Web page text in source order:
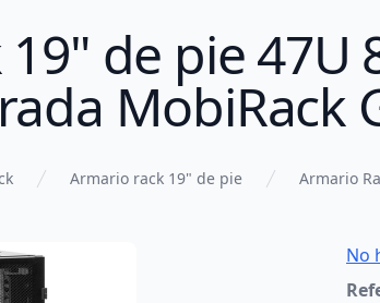
de pie 47U
MobiRack
Armario rack 19" de pie Armario
No